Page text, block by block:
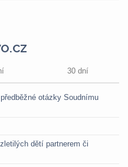
30 dní
otázky Soudnímu
dětí partnerem či